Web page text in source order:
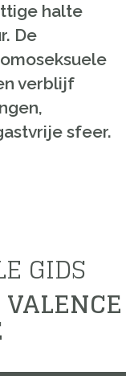
halte
De
verblijf
sfeer.
GIDS